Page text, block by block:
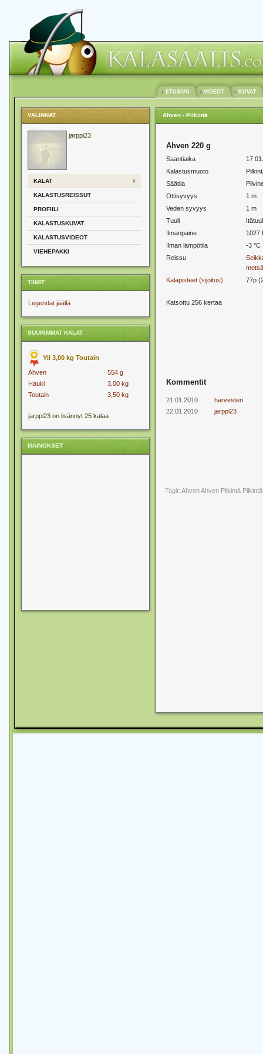
ETUSIVU VIDEOT KUVAT
VALINNAT
jarppi23
KALAT
KALASTUSREISSUT
PROFIILI
KALASTUSKUVAT
KALASTUSVIDEOT
VIEHEPAKKI
TIIMIT
Legendat jäällä
SUURIMMAT KALAT
Yli 3,00 kg Toutain
Ahven
554 g
Hauki
3,00 kg
Toutain
3,50 kg
jarppi23 on lisännyt 25 kalaa
MAINOKSET
Ahven - Pilkintä
Ahven 220 g
Saantiaika
Kalastusmuoto
Säätila
Ottisyvyys
1 m
Veden syvyys
1 m
Tuuli
Ilmanpaine
1027
Ilman lämpötila
-3 °C
Reissu
Kalapisteet (sijoitus)
77p
Katsottu 256 kertaa
Kommentit
21.01.2010
harvesteri
22.01.2010
jarppi23
Tagit: AhvenAhven Pilkintä Pilkintä